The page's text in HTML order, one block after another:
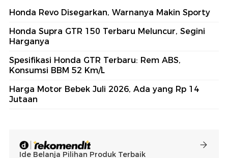
Honda Revo Disegarkan, Warnanya Makin Sporty
Honda Supra GTR 150 Terbaru Meluncur, Segini
Harganya
Spesifikasi Honda GTR Terbaru: Rem ABS,
Konsumsi BBM 52 Km/L
Harga Motor Bebek Juli 2026, Ada yang Rp 14
Jutaan